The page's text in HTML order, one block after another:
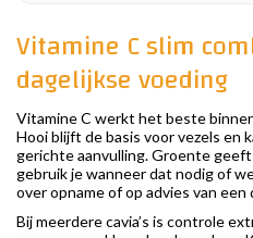
Vitamine C slim
dagelijkse voeding
Vitamine C werkt het beste
Hooi blijft de basis voor vezels en
gerichte aanvulling. Groente
gebruik je wanneer dat nodig of
over opname of op advies van een
Bij meerdere cavia’s is controle